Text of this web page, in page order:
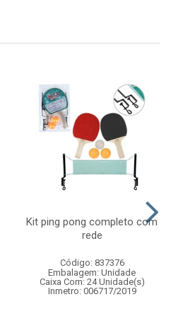
Kit ping pong completo com
rede
Código: 837376
Embalagem: Unidade
Caixa Com: 24 Unidade(s)
Inmetro: 006717/2019